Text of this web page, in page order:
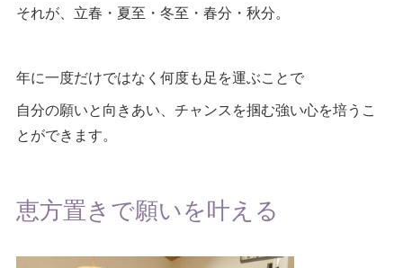
それが、立春・夏至・冬至・春分・秋分。
年に一度だけではなく何度も足を運ぶことで
自分の願いと向きあい、チャンスを掴む強い心を培うこ
とができます。
恵方置きで願いを叶える